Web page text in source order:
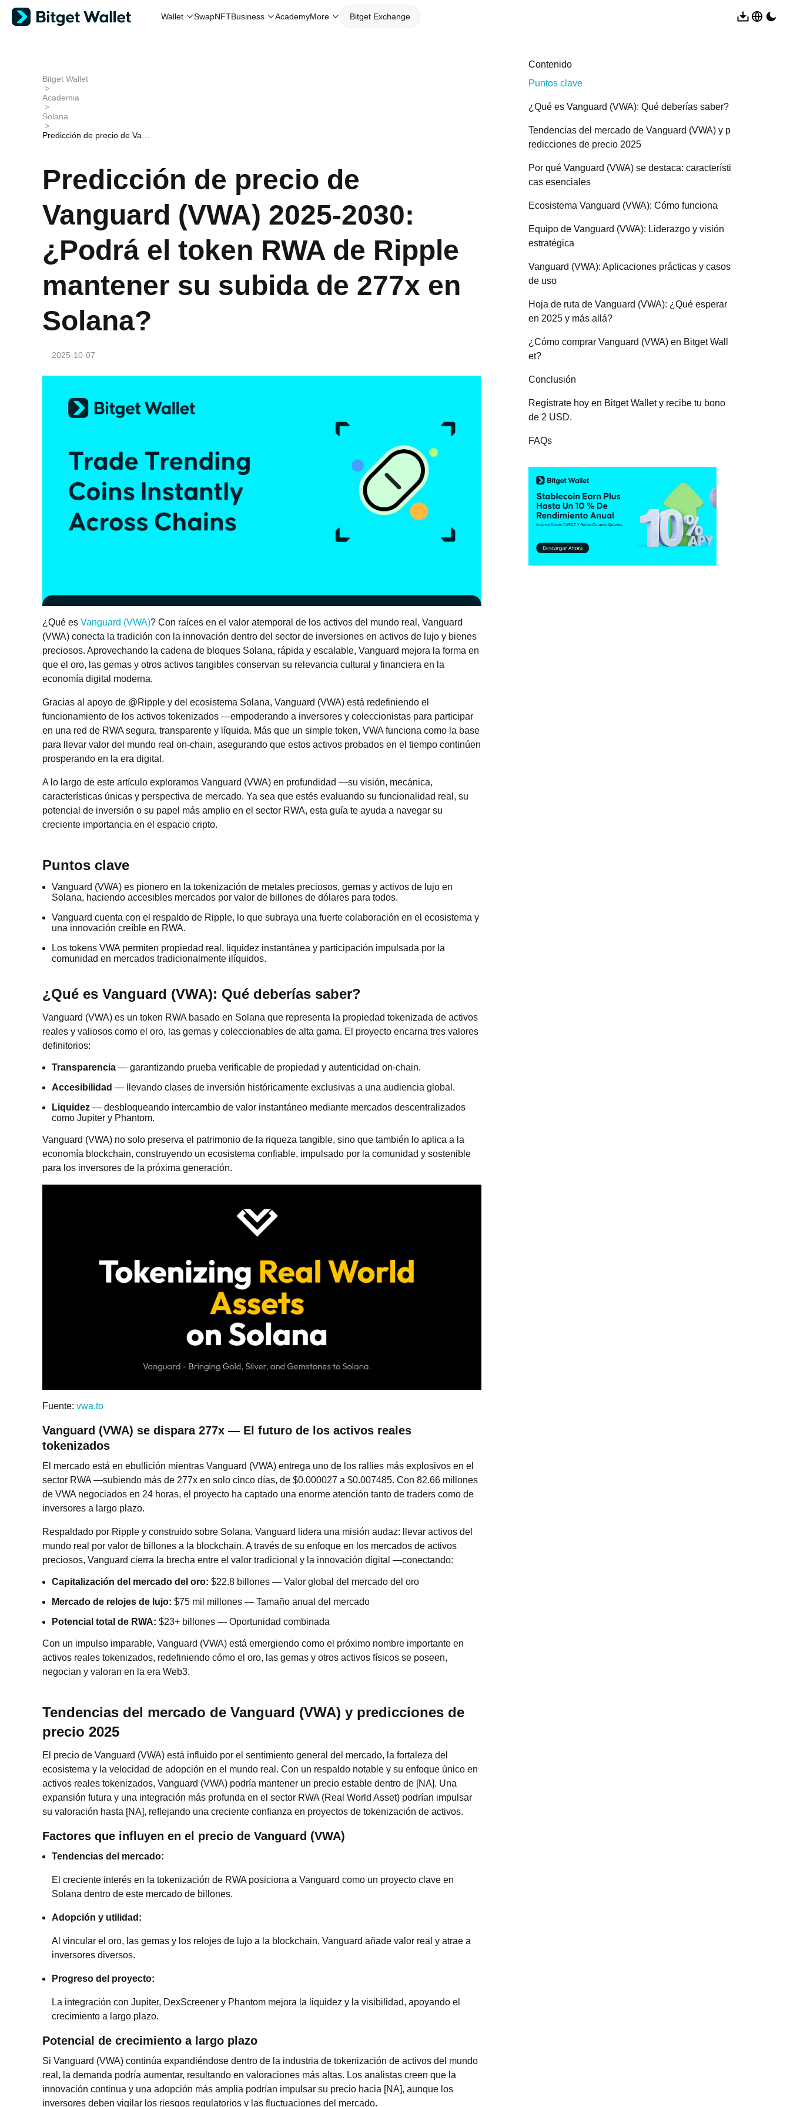
Wallet SwapNFTBusiness AcademyMore Bitget Exchange
Bitget Wallet
>
Academia
>
Solana
>
Predicción de precio de Vang
n Solana?
Predicción de precio de
Vanguard (VWA) 2025-2030:
¿Podrá el token RWA de Ripple
mantener su subida de 277x en
Solana?
2025-10-07
¿Qué es Vanguard (VWA)? Con raíces en el valor atemporal de los activos del mundo real, Vanguard
(VWA) conecta la tradición con la innovación dentro del sector de inversiones en activos de lujo y bienes
preciosos. Aprovechando la cadena de bloques Solana, rápida y escalable, Vanguard mejora la forma en
que el oro, las gemas y otros activos tangibles conservan su relevancia cultural y financiera en la
economía digital moderna.
Gracias al apoyo de @Ripple y del ecosistema Solana, Vanguard (VWA) está redefiniendo el
funcionamiento de los activos tokenizados —empoderando a inversores y coleccionistas para participar
en una red de RWA segura, transparente y líquida. Más que un simple token, VWA funciona como la base
para llevar valor del mundo real on-chain, asegurando que estos activos probados en el tiempo continúen
prosperando en la era digital.
A lo largo de este artículo exploramos Vanguard (VWA) en profundidad —su visión, mecánica,
características únicas y perspectiva de mercado. Ya sea que estés evaluando su funcionalidad real, su
potencial de inversión o su papel más amplio en el sector RWA, esta guía te ayuda a navegar su
creciente importancia en el espacio cripto.
Puntos clave
Vanguard (VWA) es pionero en la tokenización de metales preciosos, gemas y activos de lujo en
Solana, haciendo accesibles mercados por valor de billones de dólares para todos.
Vanguard cuenta con el respaldo de Ripple, lo que subraya una fuerte colaboración en el ecosistema y
una innovación creíble en RWA.
Los tokens VWA permiten propiedad real, liquidez instantánea y participación impulsada por la
comunidad en mercados tradicionalmente ilíquidos.
¿Qué es Vanguard (VWA): Qué deberías saber?
Vanguard (VWA) es un token RWA basado en Solana que representa la propiedad tokenizada de activos
reales y valiosos como el oro, las gemas y coleccionables de alta gama. El proyecto encarna tres valores
definitorios:
Transparencia — garantizando prueba verificable de propiedad y autenticidad on-chain.
Accesibilidad — llevando clases de inversión históricamente exclusivas a una audiencia global.
Liquidez — desbloqueando intercambio de valor instantáneo mediante mercados descentralizados
como Jupiter y Phantom.
Vanguard (VWA) no solo preserva el patrimonio de la riqueza tangible, sino que también lo aplica a la
economía blockchain, construyendo un ecosistema confiable, impulsado por la comunidad y sostenible
para los inversores de la próxima generación.
Fuente: vwa.to
Vanguard (VWA) se dispara 277x — El futuro de los activos reales
tokenizados
El mercado está en ebullición mientras Vanguard (VWA) entrega uno de los rallies más explosivos en el
sector RWA —subiendo más de 277x en solo cinco días, de $0.000027 a $0.007485. Con 82.66 millones
de VWA negociados en 24 horas, el proyecto ha captado una enorme atención tanto de traders como de
inversores a largo plazo.
Respaldado por Ripple y construido sobre Solana, Vanguard lidera una misión audaz: llevar activos del
mundo real por valor de billones a la blockchain. A través de su enfoque en los mercados de activos
preciosos, Vanguard cierra la brecha entre el valor tradicional y la innovación digital —conectando:
Capitalización del mercado del oro: $22.8 billones — Valor global del mercado del oro
Mercado de relojes de lujo: $75 mil millones — Tamaño anual del mercado
Potencial total de RWA: $23+ billones — Oportunidad combinada
Con un impulso imparable, Vanguard (VWA) está emergiendo como el próximo nombre importante en
activos reales tokenizados, redefiniendo cómo el oro, las gemas y otros activos físicos se poseen,
negocian y valoran en la era Web3.
Tendencias del mercado de Vanguard (VWA) y predicciones de
precio 2025
El precio de Vanguard (VWA) está influido por el sentimiento general del mercado, la fortaleza del
ecosistema y la velocidad de adopción en el mundo real. Con un respaldo notable y su enfoque único en
activos reales tokenizados, Vanguard (VWA) podría mantener un precio estable dentro de [NA]. Una
expansión futura y una integración más profunda en el sector RWA (Real World Asset) podrían impulsar
su valoración hasta [NA], reflejando una creciente confianza en proyectos de tokenización de activos.
Factores que influyen en el precio de Vanguard (VWA)
Tendencias del mercado:
El creciente interés en la tokenización de RWA posiciona a Vanguard como un proyecto clave en
Solana dentro de este mercado de billones.
Adopción y utilidad:
Al vincular el oro, las gemas y los relojes de lujo a la blockchain, Vanguard añade valor real y atrae a
inversores diversos.
Progreso del proyecto:
La integración con Jupiter, DexScreener y Phantom mejora la liquidez y la visibilidad, apoyando el
crecimiento a largo plazo.
Potencial de crecimiento a largo plazo
Si Vanguard (VWA) continúa expandiéndose dentro de la industria de tokenización de activos del mundo
real, la demanda podría aumentar, resultando en valoraciones más altas. Los analistas creen que la
innovación continua y una adopción más amplia podrían impulsar su precio hacia [NA], aunque los
inversores deben vigilar los riesgos regulatorios y las fluctuaciones del mercado.
Contenido
Puntos clave
¿Qué es Vanguard (VWA): Qué deberías saber?
Tendencias del mercado de Vanguard (VWA) y p
redicciones de precio 2025
Por qué Vanguard (VWA) se destaca: característi
cas esenciales
Ecosistema Vanguard (VWA): Cómo funciona
Equipo de Vanguard (VWA): Liderazgo y visión
estratégica
Vanguard (VWA): Aplicaciones prácticas y casos
de uso
Hoja de ruta de Vanguard (VWA): ¿Qué esperar
en 2025 y más allá?
¿Cómo comprar Vanguard (VWA) en Bitget Wall
et?
Conclusión
Regístrate hoy en Bitget Wallet y recibe tu bono
de 2 USD.
FAQs